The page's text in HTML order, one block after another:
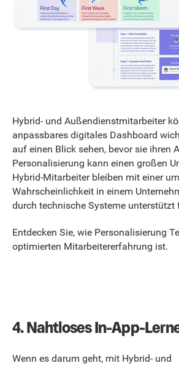
Hybrid- und Außendienstmitarbeiter
anpassbares digitales Dashboard
auf einen Blick sehen, bevor sie ihren
Personalisierung kann einen großen
Hybrid-Mitarbeiter bleiben mit einer
Wahrscheinlichkeit in einem
durch technische Systeme unterstützt
Entdecken Sie, wie Personalisierung
optimierten Mitarbeitererfahrung ist.
4. Nahtloses In-App-
Wenn es darum geht, mit Hybrid- und